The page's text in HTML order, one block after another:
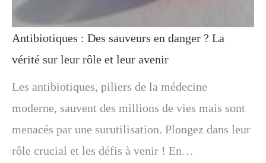
Antibiotiques : Des sauveurs en danger ? La
vérité sur leur rôle et leur avenir
Les antibiotiques, piliers de la médecine
moderne, sauvent des millions de vies mais sont
menacés par une surutilisation. Plongez dans leur
rôle crucial et les défis à venir ! En…